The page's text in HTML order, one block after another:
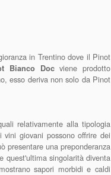
in Trentino dove il Pinot
Bianco Docviene prodotto
esso deriva non solo da Pinot
relativamente alla tipologia
giovani possono offrire dei
presentare una preponderanza
quest'ultima singolarità diventa
sapori morbidi e caldi